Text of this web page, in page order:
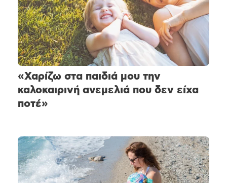
«Χαρίζω στα παιδιά μου την
καλοκαιρινή ανεμελιά που δεν είχα
ποτέ»